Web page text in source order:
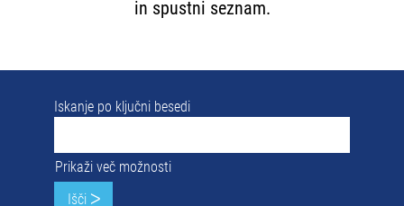
in spustni seznam.
Iskanje po ključni besedi
Prikaži več možnosti